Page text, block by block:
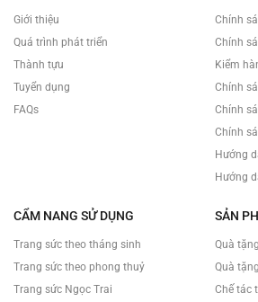
Giới thiệu
Quá trình phát triển
Thành tựu
Tuyển dụng
FAQs
Chính
Chính
Kiểm
Chính
Chính
Chính
Hướng
Hướng
CẨM NANG SỬ DỤNG
Trang sức theo tháng sinh
Trang sức theo phong thuỷ
Trang sức Ngọc Trai
SẢN
Quà
Quà
Chế tác